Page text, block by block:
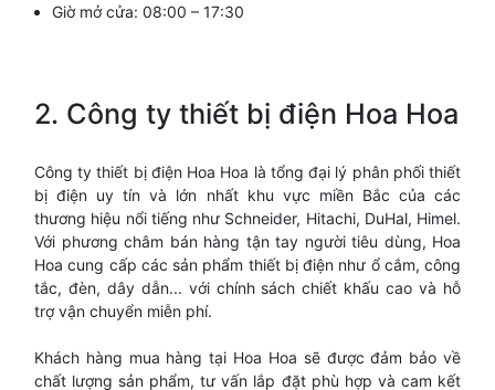
Giờ mở cửa: 08:00 – 17:30
2. Công ty thiết bị điện Hoa Hoa
Công ty thiết bị điện Hoa Hoa là tổng đại lý phân phối thiết
bị điện uy tín và lớn nhất khu vực miền Bắc của các
thương hiệu nổi tiếng như Schneider, Hitachi, DuHal, Himel.
Với phương châm bán hàng tận tay người tiêu dùng, Hoa
Hoa cung cấp các sản phẩm thiết bị điện như ổ cắm, công
tắc, đèn, dây dẫn... với chính sách chiết khấu cao và hỗ
trợ vận chuyển miễn phí.
Khách hàng mua hàng tại Hoa Hoa sẽ được đảm bảo về
chất lượng sản phẩm, tư vấn lắp đặt phù hợp và cam kết